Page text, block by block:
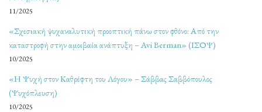
11/2025
«Σχεσιακή ψυχαναλυτική προοπτική πάνω στον φθόνο: Από την
καταστροφή στην αμοιβαία ανάπτυξη – Avi Berman» (ΙΣΟΨ)
10/2025
«Η Ψυχή στον Καθρέφτη του Λόγου» – Σάββας Σαββόπουλος
(Ψυχόπλευση)
10/2025